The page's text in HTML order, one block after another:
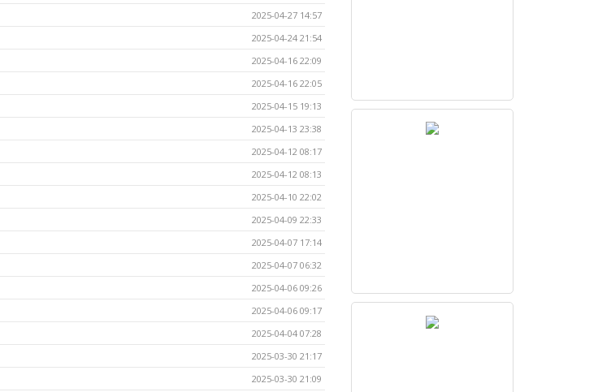
2025-04-27 14:57
2025-04-24 21:54
2025-04-16 22:09
2025-04-16 22:05
2025-04-15 19:13
2025-04-13 23:38
2025-04-12 08:17
2025-04-12 08:13
2025-04-10 22:02
2025-04-09 22:33
2025-04-07 17:14
2025-04-07 06:32
2025-04-06 09:26
2025-04-06 09:17
2025-04-04 07:28
2025-03-30 21:17
2025-03-30 21:09